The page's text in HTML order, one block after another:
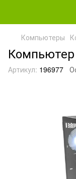
Компьютеры
Компьютер
Артикул: 196977